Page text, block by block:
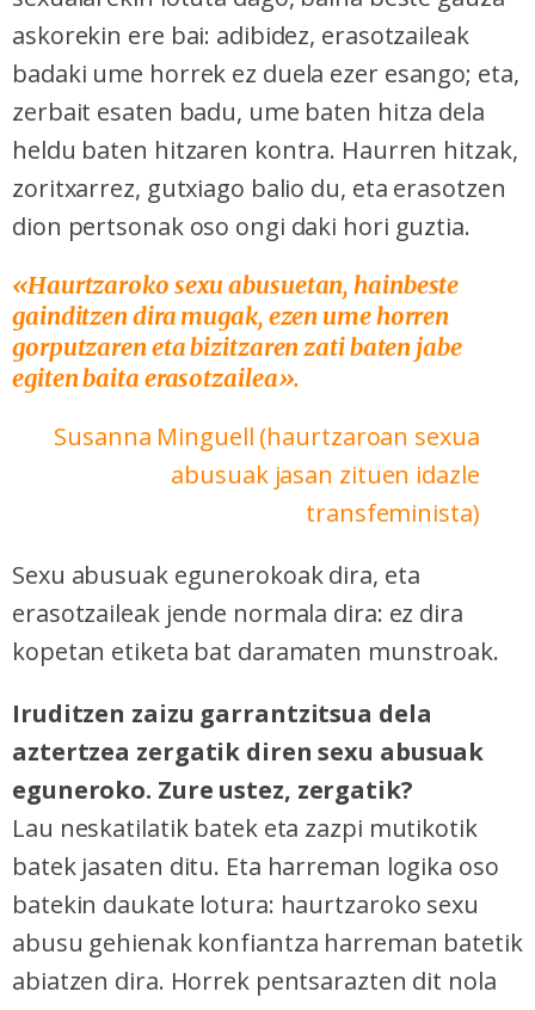
askorekin ere bai: adibidez, erasotzaileak
badaki ume horrek ez duela ezer esango; eta,
zerbait esaten badu, ume baten hitza dela
heldu baten hitzaren kontra. Haurren hitzak,
zoritxarrez, gutxiago balio du, eta erasotzen
dion pertsonak oso ongi daki hori guztia.
«Haurtzaroko sexu abusuetan, hainbeste
gainditzen dira mugak, ezen ume horren
gorputzaren eta bizitzaren zati baten jabe
egiten baita erasotzailea».
Susanna Minguell (haurtzaroan sexua
abusuak jasan zituen idazle
transfeminista)
Sexu abusuak egunerokoak dira, eta
erasotzaileak jende normala dira: ez dira
kopetan etiketa bat daramaten munstroak.
Iruditzen zaizu garrantzitsua dela
aztertzea zergatik diren sexu abusuak
eguneroko. Zure ustez, zergatik?
Lau neskatilatik batek eta zazpi mutikotik
batek jasaten ditu. Eta harreman logika oso
batekin daukate lotura: haurtzaroko sexu
abusu gehienak konfiantza harreman batetik
abiatzen dira. Horrek pentsarazten dit nola